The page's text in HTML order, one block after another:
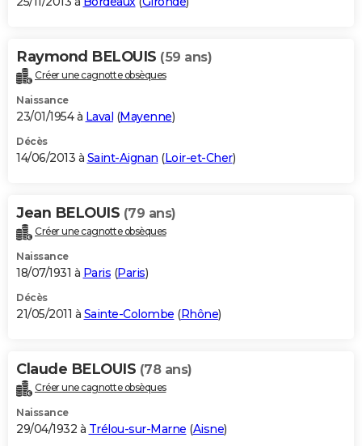
Raymond BELOUIS (59 ans)
Créer une cagnotte obsèques
Naissance
23/01/1954 à Laval (Mayenne)
Décès
14/06/2013 à Saint-Aignan (Loir-et-Cher)
Jean BELOUIS (79 ans)
Créer une cagnotte obsèques
Naissance
18/07/1931 à Paris (Paris)
Décès
21/05/2011 à Sainte-Colombe (Rhône)
Claude BELOUIS (78 ans)
Créer une cagnotte obsèques
Naissance
29/04/1932 à Trélou-sur-Marne (Aisne)